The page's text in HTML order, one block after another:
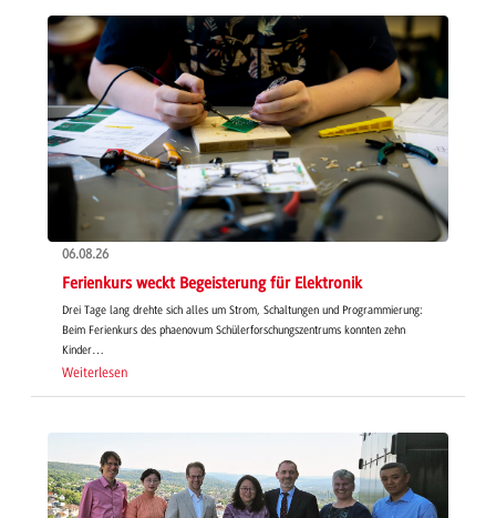
06.08.26
Ferienkurs weckt Begeisterung für Elektronik
Drei Tage lang drehte sich alles um Strom, Schaltungen und Programmierung:
Beim Ferienkurs des phaenovum Schülerforschungszentrums konnten zehn
Kinder…
Weiterlesen